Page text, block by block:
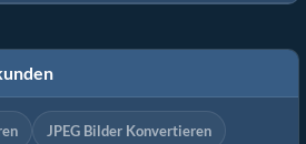
JPEG Bilder Konvertieren